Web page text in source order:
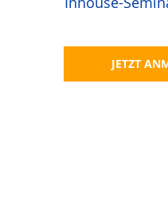
JETZT